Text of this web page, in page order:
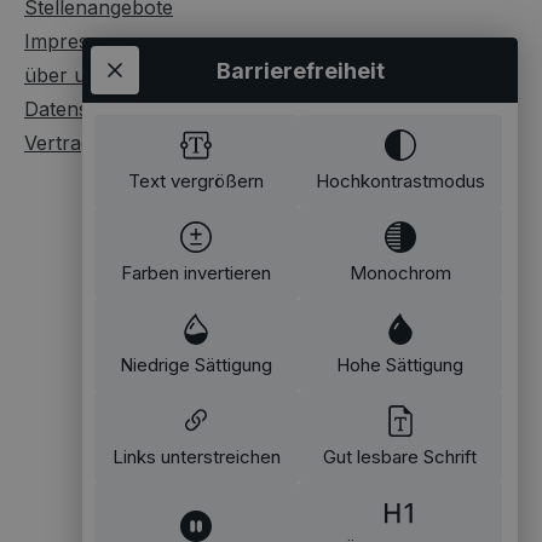
Stellenangebote
Impressum
über uns
Datenschutz
Vertrag widerrufen
Text vergrößern Hochkontrastmodus
Farben invertieren Monochrom
Niedrige Sättigung Hohe Sättigung
Links unterstreichen Gut lesbare Schrift
Barrierefreiheit